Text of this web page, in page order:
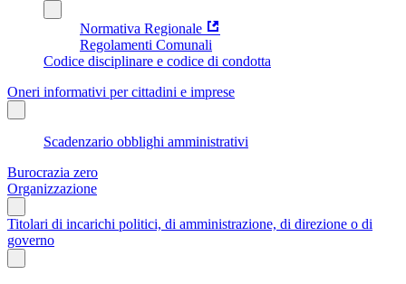
Normativa Regionale
Regolamenti Comunali
Codice disciplinare e codice di condotta
Oneri informativi per cittadini e imprese
Scadenzario obblighi amministrativi
Burocrazia zero
Organizzazione
Titolari di incarichi politici, di amministrazione, di direzione o di
governo